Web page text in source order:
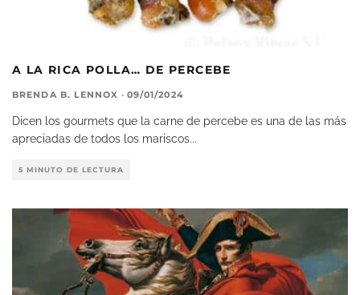
A LA RICA POLLA… DE PERCEBE
BRENDA B. LENNOX · 09/01/2024
Dicen los gourmets que la carne de percebe es una de las más
apreciadas de todos los mariscos...
5 MINUTO DE LECTURA